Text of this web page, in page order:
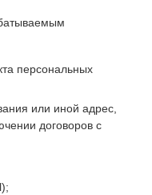
персональных
или иной адрес,
договоров с